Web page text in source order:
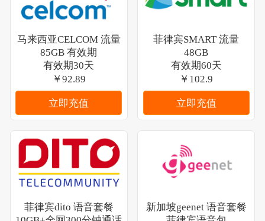
马来西亚CELCOM 流量
85GB 有效期
有效期30天
￥92.89
立即充值
菲律宾SMART 流量
48GB
有效期60天
￥102.9
立即充值
菲律宾dito 语音套餐
新加坡geenet 语音套餐